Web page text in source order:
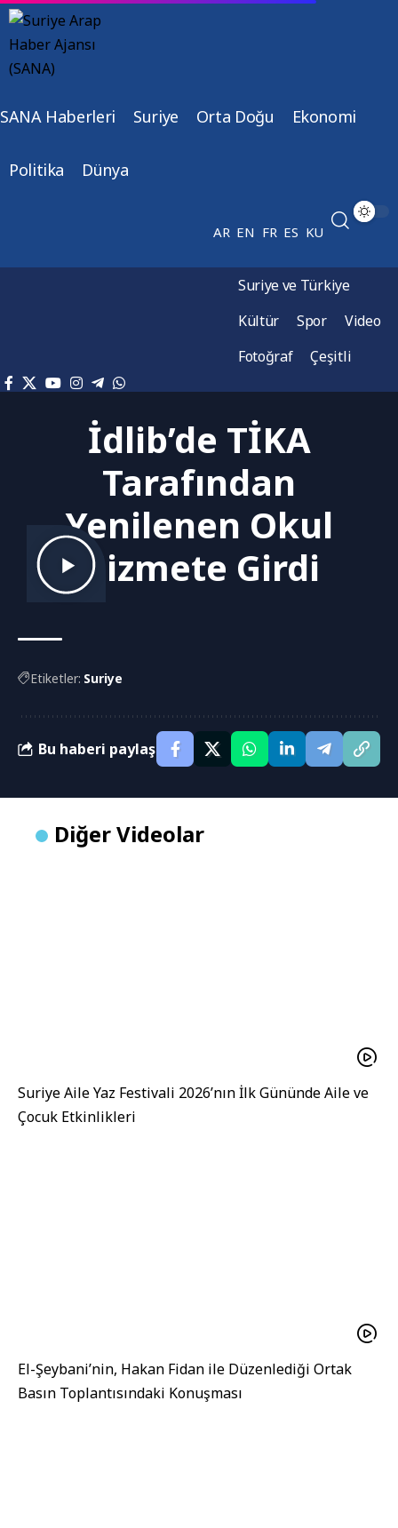
SANA Haberleri Suriye Orta Doğu Ekonomi
Politika Dünya
AR EN FR ES KU
Suriye ve Türkiye
Kültür
Spor
Video
Fotoğraf
Çeşitli
İdlib’de TİKA
Tarafından
Yenilenen Okul
Hizmete Girdi
Etiketler: Suriye
Bu haberi paylaş
Diğer Videolar
Suriye Aile Yaz Festivali 2026’nın İlk Gününde Aile ve
Çocuk Etkinlikleri
El-Şeybani’nin, Hakan Fidan ile Düzenlediği Ortak
Basın Toplantısındaki Konuşması